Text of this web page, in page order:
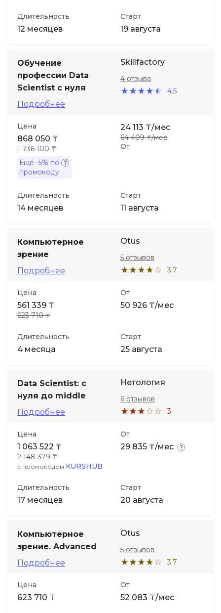
Длительность
12 месяцев
Старт
19 августа
Обучение
профессии Data
Scientist с нуля
Подробнее
Skillfactory
4.5
4 отзыва
Цена
868 050 ₸
1 736 100 ₸
Ещё -5% по
промокоду
От
24 113 ₸/мес
64 409 ₸/мес
Длительность
14 месяцев
Старт
11 августа
Компьютерное
зрение
Подробнее
Otus
3.7
5 отзывов
Цена
561 339 ₸
623 710 ₸
От
50 926 ₸/мес
Длительность
4 месяца
Старт
25 августа
Data Scientist: с
нуля до middle
Подробнее
Нетология
3
6 отзывов
Цена
1 063 522 ₸
2 148 379 ₸
с промокодом KURSHUB
От
29 835 ₸/мес
Длительность
17 месяцев
Старт
20 августа
Компьютерное
зрение. Advanced
Подробнее
Otus
3.7
5 отзывов
Цена
623 710 ₸
От
52 083 ₸/мес